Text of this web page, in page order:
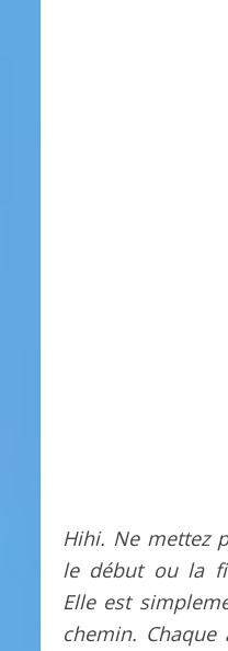
Hihi. Ne mettez
le début ou la
Elle est
chemin.